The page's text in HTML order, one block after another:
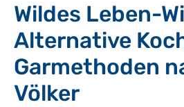
Wildes Leben-
Alternative
Garmethoden
Völker